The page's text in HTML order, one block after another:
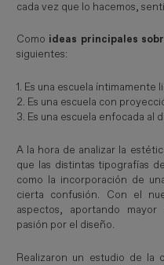
cada vez que lo hacemos,
Como ideas principales
siguientes:
1. Es una escuela íntimamente
2. Es una escuela con
3. Es una escuela enfocada al
A la hora de analizar la
que las distintas tipografías
como la incorporación de
cierta confusión. Con el
aspectos, aportando
pasión por el diseño.
Realizaron un estudio de la